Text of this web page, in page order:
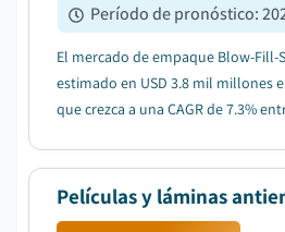
Período de pronóstico:
El mercado de empaque Blow-Fill-
estimado en USD 3.8 mil millones
que crezca a una CAGR de 7.3%
Películas y láminas